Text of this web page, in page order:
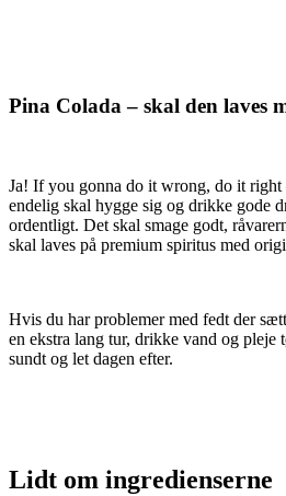
Pina Colada – skal den laves
Ja! If you gonna do it wrong, do it right
endelig skal hygge sig og drikke gode
ordentligt. Det skal smage godt,
skal laves på premium spiritus med
Hvis du har problemer med fedt der
en ekstra lang tur, drikke vand og pleje
sundt og let dagen efter.
Lidt om ingredienserne